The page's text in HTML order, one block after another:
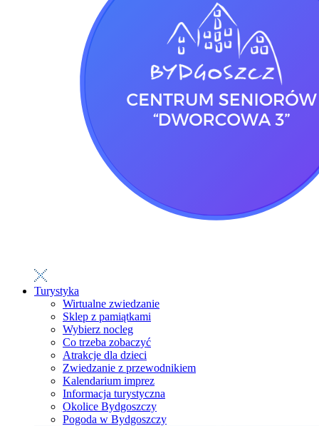
Turystyka
Wirtualne zwiedzanie
Sklep z pamiątkami
Wybierz nocleg
Co trzeba zobaczyć
Atrakcje dla dzieci
Zwiedzanie z przewodnikiem
Kalendarium imprez
Informacja turystyczna
Okolice Bydgoszczy
Pogoda w Bydgoszczy